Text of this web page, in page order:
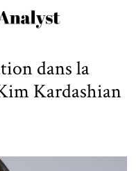
dans la
Kardashian